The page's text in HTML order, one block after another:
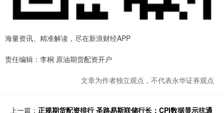
海量资讯、精准解读，尽在新浪财经APP
责任编辑：李桐 原油期货配资开户
文章为作者独立观点，不代表永华证券观点
上一篇： 正规期货配资排行 圣路易斯联储行长：CPI数据显示抗通